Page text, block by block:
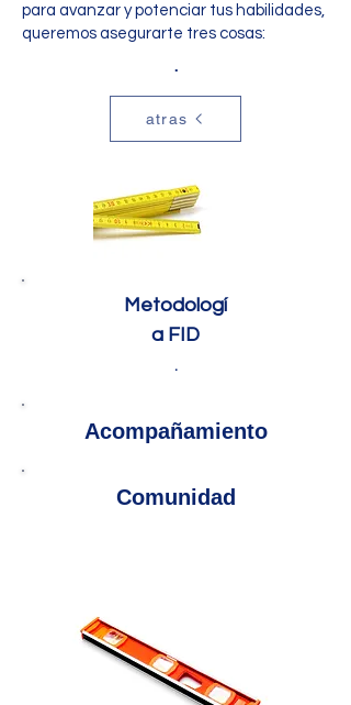
para avanzar y potenciar tus habilidades,
queremos asegurarte tres cosas:
.
atras
Metodologí
a FID
.
Acompañamiento
Comunidad